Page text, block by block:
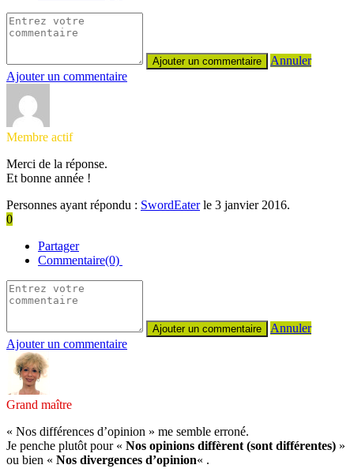
Annuler
Ajouter un commentaire
Membre actif
Merci de la réponse.
Et bonne année !
Personnes ayant répondu : SwordEaterle 3 janvier 2016.
0
Partager
Commentaire(0)
Annuler
Ajouter un commentaire
Grand maître
« Nos différences d’opinion » me semble erroné.
Je penche plutôt pour « Nos opinions diffèrent (sont différentes) »
ou bien « Nos divergences d’opinion« .